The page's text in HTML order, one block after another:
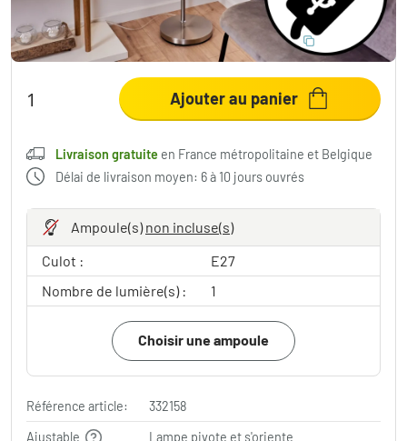
ÉCONOMISEZ 10 % : Code: LIGHT
Ajouter au panier
Livraison gratuite en France métropolitaine et Belgique
Délai de livraison moyen: 6 à 10 jours ouvrés
Ampoule(s)non incluse(s)
Culot :
E27
Nombre de lumière(s) :
1
Choisir une ampoule
Référence article:
332158
Ajustable
Lampe pivote et s'oriente